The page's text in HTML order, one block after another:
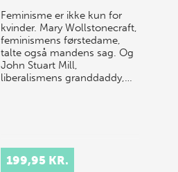
Feminisme er ikke kun for
kvinder. Mary Wollstonecraft,
feminismens førstedame,
talte også mandens sag. Og
John Stuart Mill,
liberalismens granddaddy,…
199,95 KR.